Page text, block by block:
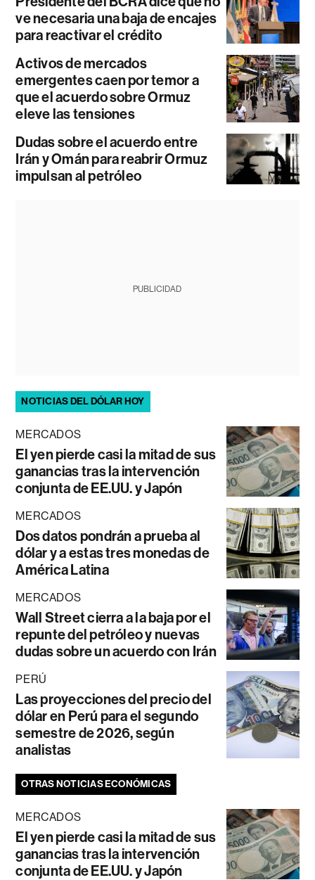
ve necesaria una baja de encajes
para reactivar el crédito
Activos de mercados
emergentes caen por temor a
que el acuerdo sobre Ormuz
eleve las tensiones
Dudas sobre el acuerdo entre
Irán y Omán para reabrir Ormuz
impulsan al petróleo
PUBLICIDAD
NOTICIAS DEL DÓLAR HOY
MERCADOS
El yen pierde casi la mitad de sus
ganancias tras la intervención
conjunta de EE.UU. y Japón
MERCADOS
Dos datos pondrán a prueba al
dólar y a estas tres monedas de
América Latina
MERCADOS
Wall Street cierra a la baja por el
repunte del petróleo y nuevas
dudas sobre un acuerdo con Irán
PERÚ
Las proyecciones del precio del
dólar en Perú para el segundo
semestre de 2026, según
analistas
OTRAS NOTICIAS ECONÓMICAS
MERCADOS
El yen pierde casi la mitad de sus
ganancias tras la intervención
conjunta de EE.UU. y Japón